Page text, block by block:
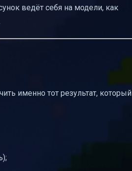
ведёт себя на модели, как
именно тот результат, который